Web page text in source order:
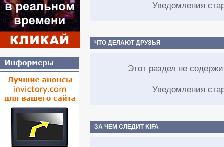
Уведомления
ЧТО ДЕЛАЮТ ДРУЗЬЯ
Этот раздел не
Уведомления
ЗА ЧЕМ СЛЕДИТ KIFA